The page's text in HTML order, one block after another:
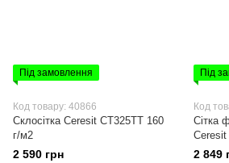
Під замовлення
Код товару: 40866
Склосітка Ceresit CT325TT 160
г/м2
2 590 грн
Під
Код
Сітка
2 849